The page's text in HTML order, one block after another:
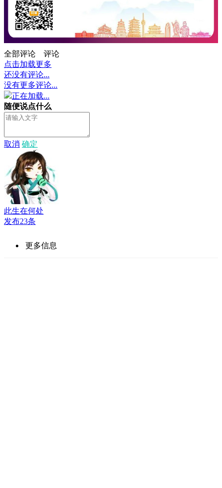
全部评论
评论
点击加载更多
还没有评论...
没有更多评论...
正在加载...
随便说点什么
取消 确定
此生在何处
发布23条
更多信息